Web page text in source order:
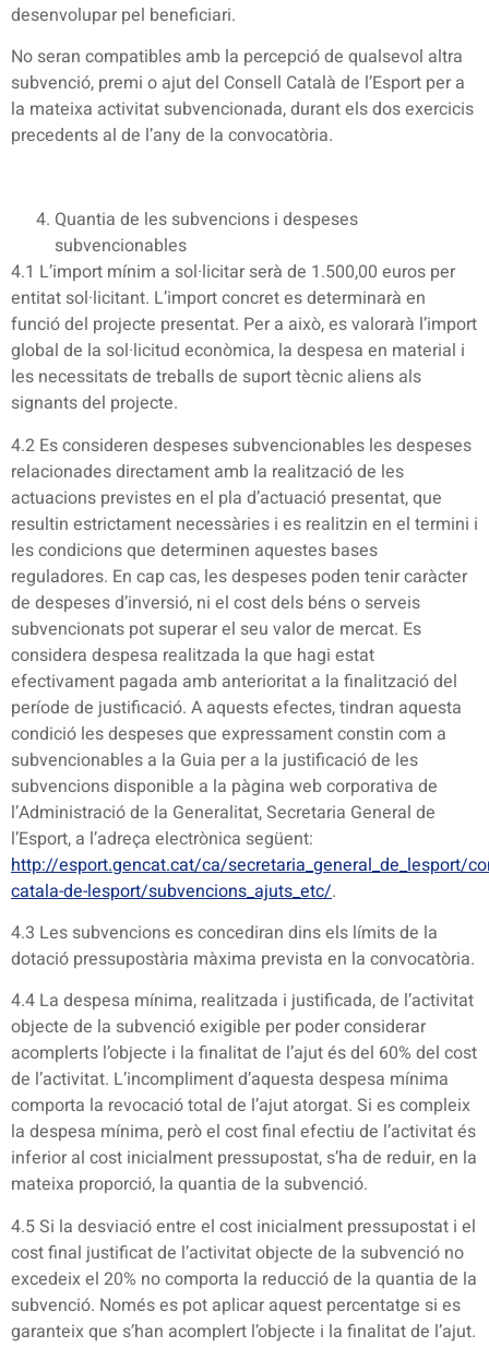
desenvolupar pel beneficiari.
No seran compatibles amb la percepció de qualsevol altra
subvenció, premi o ajut del Consell Català de l’Esport per a
la mateixa activitat subvencionada, durant els dos exercicis
precedents al de l’any de la convocatòria.
Quantia de les subvencions i despeses
subvencionables
4.1 L’import mínim a sol·licitar serà de 1.500,00 euros per
entitat sol·licitant. L’import concret es determinarà en
funció del projecte presentat. Per a això, es valorarà l’import
global de la sol·licitud econòmica, la despesa en material i
les necessitats de treballs de suport tècnic aliens als
signants del projecte.
4.2 Es consideren despeses subvencionables les despeses
relacionades directament amb la realització de les
actuacions previstes en el pla d’actuació presentat, que
resultin estrictament necessàries i es realitzin en el termini i
les condicions que determinen aquestes bases
reguladores. En cap cas, les despeses poden tenir caràcter
de despeses d’inversió, ni el cost dels béns o serveis
subvencionats pot superar el seu valor de mercat. Es
considera despesa realitzada la que hagi estat
efectivament pagada amb anterioritat a la finalització del
període de justificació. A aquests efectes, tindran aquesta
condició les despeses que expressament constin com a
subvencionables a la Guia per a la justificació de les
subvencions disponible a la pàgina web corporativa de
l’Administració de la Generalitat, Secretaria General de
l’Esport, a l’adreça electrònica següent:
http://esport.gencat.cat/ca/secretaria_general_de_lesport/
catala-de-lesport/subvencions_ajuts_etc/.
4.3 Les subvencions es concediran dins els límits de la
dotació pressupostària màxima prevista en la convocatòria.
4.4 La despesa mínima, realitzada i justificada, de l’activitat
objecte de la subvenció exigible per poder considerar
acomplerts l’objecte i la finalitat de l’ajut és del 60% del cost
de l’activitat. L’incompliment d’aquesta despesa mínima
comporta la revocació total de l’ajut atorgat. Si es compleix
la despesa mínima, però el cost final efectiu de l’activitat és
inferior al cost inicialment pressupostat, s’ha de reduir, en la
mateixa proporció, la quantia de la subvenció.
4.5 Si la desviació entre el cost inicialment pressupostat i el
cost final justificat de l’activitat objecte de la subvenció no
excedeix el 20% no comporta la reducció de la quantia de la
subvenció. Només es pot aplicar aquest percentatge si es
garanteix que s’han acomplert l’objecte i la finalitat de l’ajut.